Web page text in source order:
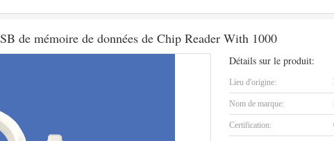
de mémoire de données de Chip Reader With 1000
Détails sur le produit:
Lieu d'origine:
Nom de marque:
Certification: